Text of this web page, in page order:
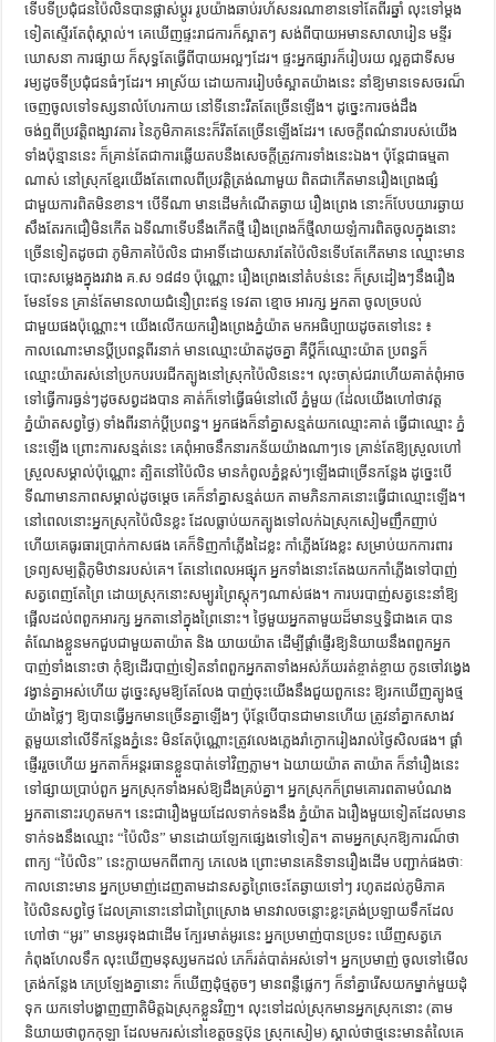
ទើបទីប្រជុំជនប៉ៃលិនបានផ្លាស់ប្ដូរ រូបយ៉ាងឆាប់រហ័សនរណាខានទៅតែពីរឆ្នាំ លុះទៅម្ដង
ទៀតស្ទើរតែពុំស្គាល់។ គេឃើញផ្ទះរាជការក៏ស្អាតៗ សង់ពីបាយអមានសាលារៀន មន្ទីរ
ឃោសនា ការផ្សាយ ក៏សុទ្ធតែធ្វើពីបាយអល្អៗដែរ។ ផ្ទះអ្នកផ្សារក៏រៀបរយ ល្អគួជាទីសម
រម្យដូចទីប្រជុំជនធំៗដែរ។ អាស្រ័យ ដោយការរៀបចំស្អាតយ៉ាងនេះ នាំឱ្យមានទេសចរណ៏
ចេញចូលទៅទស្សនាលំហែរកាយ នៅទីនោះរឹតតែច្រើនឡើង។ ដូច្នេះការចង់ដឹង
ចង់ឮពីប្រវត្ដិពង្សាវតារ នៃភូមិភាគនេះក៏រឹតតែច្រើនឡើងដែរ។ សេចក្ដីពណ៌នារបស់យើង
ទាំងប៉ុន្មាននេះ ក៏គ្រាន់តែជាការឆ្លើយតបនឺងសេចក្ដីត្រូវការទាំងនេះឯង។ ប៉ុនែ្ដជាធម្មតា
ណាស់ នៅស្រុកខ្មែរយើងតែពោលពីប្រវត្ដិត្រង់ណាមួយ ពិតជាកើតមានរឿងព្រេងផ្សំ
ជាមួយការពិតមិនខាន។ បើទីណា មានដើមកំណើតឆ្ងាយ រឿងព្រេង នោះក៏បែបយារឆ្ងាយ
សឹងតែរកជឿមិនកើត ឯទីណាទើបនឹងកើតថ្មី រឿងព្រេងក៏ថ្មីលាយឡំការពិតចូលក្នុងនោះ
ច្រើនទៀតដូចជា ភូមិភាគប៉ៃលិន ជាអាទិ៍ដោយសារតែប៉ៃលិនទើបតែកើតមាន ឈ្មោះមាន
បោះសម្លេងក្នុងរវាង គ.ស ១៨៨១ ប៉ុណ្ណោះ រឿងព្រេងនៅតំបន់នេះ ក៏ស្រដៀងៗនឹងរឿង
មែនទែន គ្រាន់តែមានលាយជំនឿព្រះឥន្ទ ទេវតា ខ្មោច អារក្ស អ្នកតា ចូលច្របល់
ជាមួយផងប៉ុណ្ណោះ។ យើងលើកយករឿងព្រេងភ្នំយ៉ាត មកអធិប្បាយដូចតទៅនេះ ៖
កាលណោះមានប្ដីប្រពន្គពីរនាក់ មានឈ្មោះយ៉ាតដូចគ្នា គឺប្ដីក៏ឈ្មោះយ៉ាត ប្រពន្ធក៏
ឈ្មោះយ៉ាតរស់នៅប្រកបរបរជីកត្បូងនៅស្រុកប៉ៃលិននេះ។ លុះចាស់ជរាហើយគាត់ពុំអាច
ទៅធ្វើការធ្ងន់ៗដូចសព្វដងបាន គាត់ក៏ទៅធ្វើធម៌នៅលើ ភ្នំមួយ (ដែ់់់់លយើងហៅថាវត្ដ
ភ្នំយ៉ាតសព្វថ្ងៃ) ទាំងពីរនាក់ប្ដីប្រពន្ធ។ អ្នកផងក៏នាំគ្នាសន្មត់យកឈ្មោះគាត់ ធ្វើជាឈ្មោះ ភ្នំ
នេះឡើង ព្រោះការសន្មត់នេះ គេពុំអាចនឹកនារកន័យយ៉ាងណាៗទេ គ្រាន់តែឱ្យស្រួលហៅ
ស្រួលសម្គាល់ប៉ុណ្ណោះ ត្បិតនៅប៉ៃលិន មានកំពូលភ្នំខ្ពស់ៗឡើងជាច្រើនកន្លែង ដូច្នេះបើ
ទីណាមានភាពសម្គាល់ដូចមេ្ដច គេក៏នាំគ្នាសន្មត់យក តាមភិនភាគនោះធ្វើជាឈ្មោះឡើង។
នៅពេលនោះអ្នកស្រុកប៉ៃលិនខ្លះ ដែលធ្លាប់យកត្បូងទៅលក់ឯស្រុកសៀមញឹកញាប់
ហើយគេធូរធារប្រាក់កាសផង គេក៏ទិញកាំភ្លើងដៃខ្លះ កាំភ្លើងវែងខ្លះ សម្រាប់យកការពារ
ទ្រព្យសម្បត្ដិភូមិឋានរបស់គេ។ តែនៅពេលអផ្សុក អ្នកទាំងនោះតែងយកកាំភ្លើងទៅបាញ់
សត្វពេញតែព្រៃ ដោយស្រុកនោះសម្បូរព្រៃស្ដុកៗណាស់ផង។ ការបរបាញ់សត្វនេះនាំឱ្យ
ផ្អើលដល់ពពួកអារក្ស អ្នកតានៅក្នុងព្រៃនោះ។ ថ្ងៃមួយអ្នកតាមួយដ៏មានឬទ្ធិជាងគេ បាន
តំណែងខ្លួនមកជួបជាមួយតាយ៉ាត និង យាយយ៉ាត ដើម្បីផ្ដាំផ្ញើរឱ្យនិយាយនឹងពពួកអ្នក
បាញ់ទាំងនោះថា កុំឱ្យដើរបាញ់ទៀតនាំពពួកអ្នកតាទាំងអស់ភ័យរត់ខ្ចាត់ខ្ចាយ កូនចៅវង្វេង
វង្វាន់គ្នាអស់ហើយ ដូច្នេះសូមឱ្យតែលែង បាញ់ចុះយើងនឹងជួយពួកនេះ ឱ្យរកឃើញត្បូងថ្ម
យ៉ាងថ្លៃៗ ឱ្យបានធ្វើអ្នកមានច្រើនគ្នាឡើងៗ ប៉ុនែ្ដបើបានជាមានហើយ ត្រូវនាំគ្នាកសាងវ
ត្ដមួយនៅលើទីកន្លែងភ្នំនេះ មិនតែប៉ុណ្ណោះត្រូវលេងភ្លេងរាំក្ងោករៀងរាល់ថ្ងៃសិលផង។ ផ្ដាំ
ផ្ញើររួចហើយ អ្នកតាក៏អន្ដរធានខ្លួនបាត់ទៅវិញភ្លាម។ ឯយាយយ៉ាត តាយ៉ាត ក៏នាំរឿងនេះ
ទៅផ្សាយប្រាប់ពួក អ្នកស្រុកទាំងអស់ឱ្យដឹងគ្រប់គ្នា។ អ្នកស្រុកក៏ព្រមគោរពតាមបំណង
អ្នកតានោះរហូតមក។ នេះជារឿងមួយដែលទាក់ទងនឹង ភ្នំយ៉ាត ឯរឿងមួយទៀតដែលមាន
ទាក់ទងនឹងឈ្មោះ “ប៉ៃលិន” មានដោយឡែកផ្សេងទៅទៀត។ តាមអ្នកស្រុកឱ្យការណ៏ថា
ពាក្យ “ប៉ៃលិន” នេះក្លាយមកពីពាក្យ ភេលេង ព្រោះមានគេនិទានរឿងដើម បញ្ជាក់ផងថាៈ
កាលនោះមាន អ្នកប្រមាញ់ដេញតាមដានសត្វព្រៃចេះតែឆ្ងាយទៅៗ រហូតដល់ភូមិភាគ
ប៉ៃលិនសព្វថ្ងៃ ដែលគ្រានោះនៅជាព្រៃស្រោង មានវាលចន្លោះខ្លះត្រង់ប្រឡាយទឹកដែល
ហៅថា “អូរ” មានអូរទុងជាដើម ក្បែរមាត់អូរនេះ អ្នកប្រមាញ់បានប្រទះ ឃើញសត្វភេ
កំពុងហែលទឹក លុះឃើញមនុស្សមកដល់ ភេក៏រត់បាត់អស់ទៅ។ អ្នកប្រមាញ់ ចូលទៅមើល
ត្រង់កន្លែង ភេប្រឡែងគ្នានោះ ក៏ឃើញដុំថ្មតូចៗ មានពន្លឺផ្លេកៗ ក៏នាំគ្នារើសយកម្នាក់មួយដុំ
ទុក យកទៅបង្ហាញញាតិមិត្ដឯស្រុកខ្លួនវិញ។ លុះទៅដល់ស្រុកមានអ្នកស្រុកនោះ (តាម
និយាយថាពូកកុឡា ដែលមករស់នៅខេត្ដចន្ទប៊ុន ស្រុកសៀម) ស្គាល់ថាថ្មនេះមានតំលៃគេ